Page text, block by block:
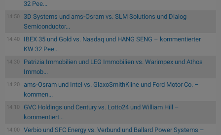
32 Pee...
14:50
3D Systems und ams-Osram vs. SLM Solutions und Dialog
Semiconductor...
14:40
IBEX 35 und Gold vs. Nasdaq und HANG SENG – kommentierter
KW 32 Pee...
14:30
Patrizia Immobilien und LEG Immobilien vs. Warimpex und Athos
Immob...
14:20
ams-Osram und Intel vs. GlaxoSmithKline und Ford Motor Co. –
kommen...
14:10
GVC Holdings und Century vs. Lotto24 und William Hill –
kommentiert...
14:00
Verbio und SFC Energy vs. Verbund und Ballard Power Systems –